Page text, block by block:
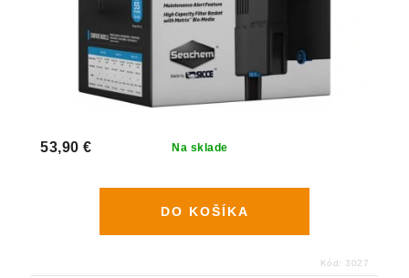
Na sklade
53,90 €
DO KOŠÍKA
Kód: 3027